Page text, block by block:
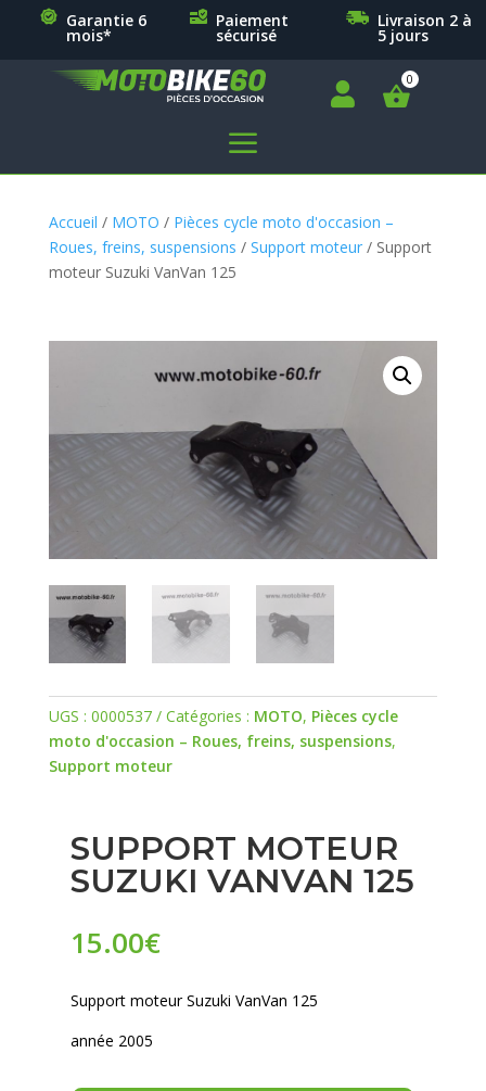
Garantie 6
mois*
Paiement
sécurisé
Livraison 2 à
5 jours

a
Accueil / MOTO / Pièces cycle moto d'occasion –
Roues, freins, suspensions / Support moteur/ Support
moteur Suzuki VanVan 125
UGS : 0000537 Catégories : MOTO, Pièces cycle
moto d'occasion – Roues, freins, suspensions,
Support moteur
SUPPORT MOTEUR
SUZUKI VANVAN 125
15.00€
Support moteur Suzuki VanVan 125
année 2005